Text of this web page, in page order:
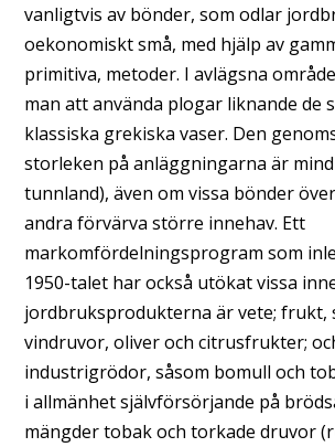
vanligtvis av bönder, som odlar
oekonomiskt små, med hjälp av
primitiva, metoder. I avlägsna
man att använda plogar liknande de
klassiska grekiska vaser. Den
storleken på anläggningarna är
tunnland), även om vissa bönder
andra förvärva större innehav. Ett
markomfördelningsprogram som
1950-talet har också utökat vissa
jordbruksprodukterna är vete; frukt,
vindruvor, oliver och citrusfrukter;
industrigrödor, såsom bomull och
i allmänhet självförsörjande på
mängder tobak och torkade druvor